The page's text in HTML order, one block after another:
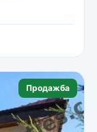
Продажба